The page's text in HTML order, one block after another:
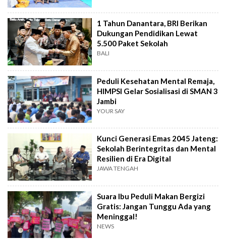
1 Tahun Danantara, BRI Berikan
Dukungan Pendidikan Lewat
5.500 Paket Sekolah
BALI
Peduli Kesehatan Mental Remaja,
HIMPSI Gelar Sosialisasi di SMAN 3
Jambi
YOUR SAY
Kunci Generasi Emas 2045 Jateng:
Sekolah Berintegritas dan Mental
Resilien di Era Digital
JAWA TENGAH
Suara Ibu Peduli Makan Bergizi
Gratis: Jangan Tunggu Ada yang
Meninggal!
NEWS